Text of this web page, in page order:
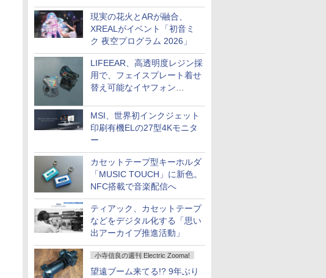
現実の花火とARが融合、
XREALがイベント「初音ミ
ク 夜空プログラム 2026」
LIFEEAR、高透明度レジン採
用で、フェイスプレート着せ
替え可能なイヤフォン
MSI、世界初インクジェット
印刷有機ELの27型4Kモニタ
ー
カセットテープ型キーホルダ
「MUSIC TOUCH」に新色。
NFC搭載で音楽配信へ
ティアック、カセットテープ
などをデジタル化する「思い
出アーカイブ推進活動」
小寺信良の週刊 Electric Zooma!
望遠ブーム来てる!? 9年ぶり